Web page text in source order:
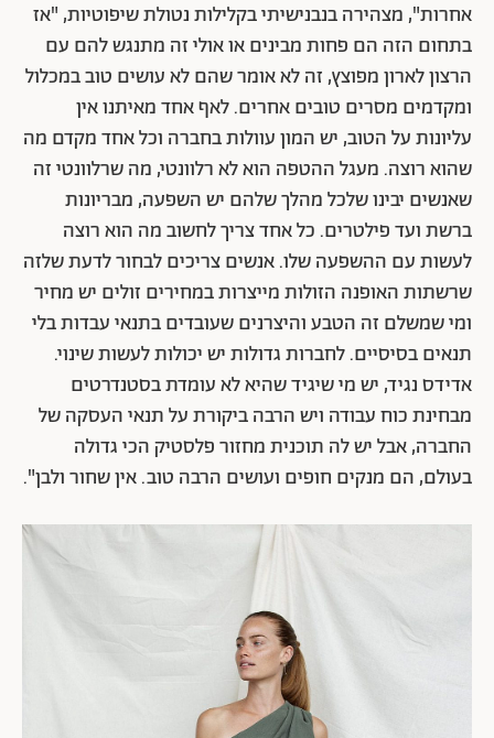
אחרות", מצהירה בנבנישיתי בקלילות נטולת שיפוטיות, "אז
בתחום הזה הם פחות מבינים או אולי זה מתנגש להם עם
הרצון לארון מפוצץ, זה לא אומר שהם לא עושים טוב במכלול
ומקדמים מסרים טובים אחרים. לאף אחד מאיתנו אין
עליונות על הטוב, יש המון עוולות בחברה וכל אחד מקדם מה
שהוא רוצה. מעגל ההטפה הוא לא רלוונטי, מה שרלוונטי זה
שאנשים יבינו שלכל מהלך שלהם יש השפעה, מבריונות
ברשת ועד פילטרים. כל אחד צריך לחשוב מה הוא רוצה
לעשות עם ההשפעה שלו. אנשים צריכים לבחור לדעת שלזה
שרשתות האופנה הזולות מייצרות במחירים זולים יש מחיר
ומי שמשלם זה הטבע והיצרנים שעובדים בתנאי עבדות בלי
תנאים בסיסיים. לחברות גדולות יש יכולות לעשות שינוי.
אדידס נגיד, יש מי שיגיד שהיא לא עומדת בסטנדרטים
מבחינת כוח עבודה ויש הרבה ביקורת על תנאי העסקה של
החברה, אבל יש לה תוכנית מחזור פלסטיק הכי גדולה
בעולם, הם מנקים חופים ועושים הרבה טוב. אין שחור ולבן".